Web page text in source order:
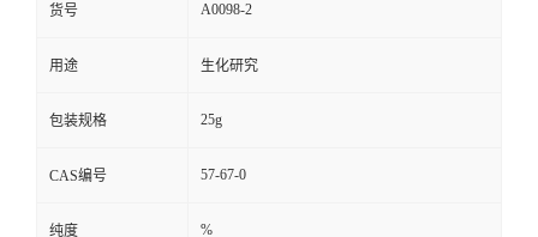
货号 A0098-2
用途 生化研究
包装规格 25g
CAS编号 57-67-0
纯度 %